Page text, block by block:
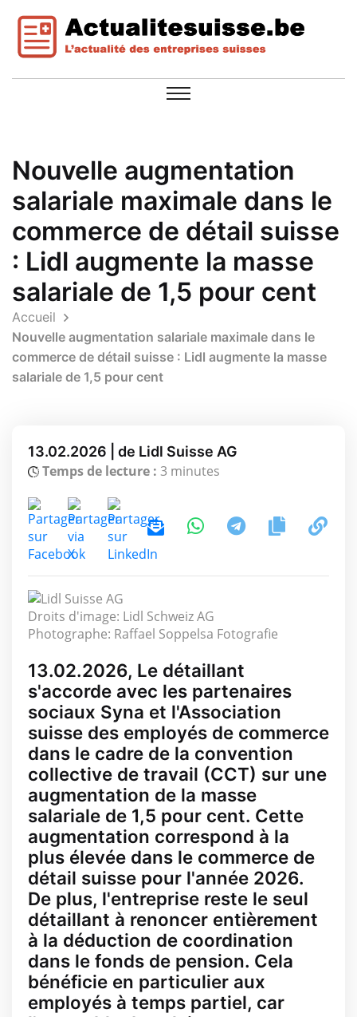
Nouvelle augmentation
salariale maximale dans le
commerce de détail suisse
: Lidl augmente la masse
salariale de 1,5 pour cent
Accueil
Nouvelle augmentation salariale maximale dans le
commerce de détail suisse : Lidl augmente la masse
salariale de 1,5 pour cent
13.02.2026 | de Lidl Suisse AG
Temps de lecture : 3 minutes
Droits d'image: Lidl Schweiz AG
Photographe: Raffael Soppelsa Fotografie
13.02.2026, Le détaillant
s'accorde avec les partenaires
sociaux Syna et l'Association
suisse des employés de commerce
dans le cadre de la convention
collective de travail (CCT) sur une
augmentation de la masse
salariale de 1,5 pour cent. Cette
augmentation correspond à la
plus élevée dans le commerce de
détail suisse pour l'année 2026.
De plus, l'entreprise reste le seul
détaillant à renoncer entièrement
à la déduction de coordination
dans le fonds de pension. Cela
bénéficie en particulier aux
employés à temps partiel, car